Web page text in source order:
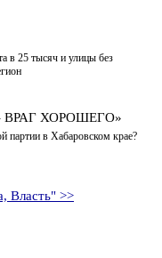
в 25 тысяч и улицы без
ХОРОШЕГО»
партии в Хабаровском крае?
Власть" >>